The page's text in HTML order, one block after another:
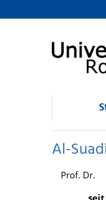
Al-Suadi,
direkt zum Inhalt
Al-
Prof. Dr.
seit